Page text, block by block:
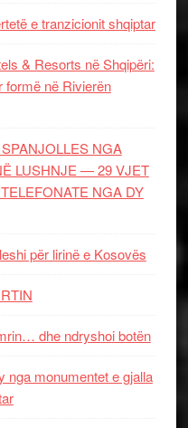
e tranzicionit shqiptar
& Resorts në Shqipëri:
formë në Rivierën
NGA
LUSHNJE — 29 VJET
NGA DY
për lirinë e Kosovës
dhe ndryshoi botën
nga monumentet e gjalla